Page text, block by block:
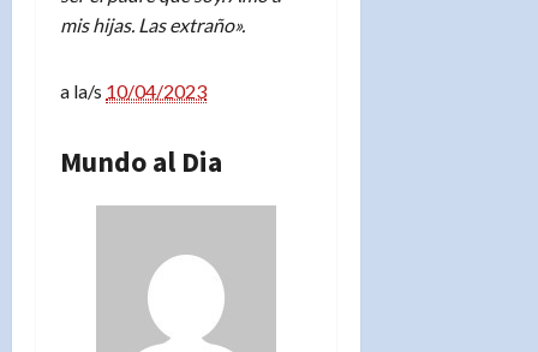
mis hijas. Las extraño».
a la/s 10/04/2023
Mundo al Dia